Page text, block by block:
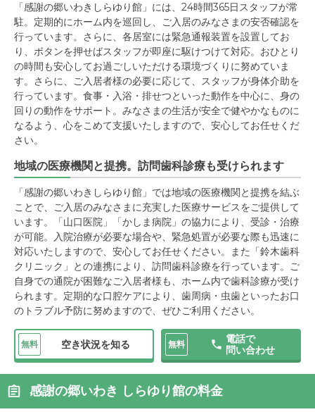
「感謝の郷いわきしらゆり館」には、24時間365日スタッフが常
駐。定期的にホーム内を巡回し、ご入居のみなさまの安否確認を
行っています。さらに、各居室には緊急通報装置を設置してお
り、ボタンを押せばスタッフが即座に駆けつけて対応。おひとり
の時間も安心してお過ごしいただける環境づくりに努めていま
す。さらに、ご入居者様の必要に応じて、スタッフが身体介助を
行っています。食事・入浴・排せつといった動作を中心に、身の
回りの動作をサポート。みなさまの生活が安全で健やかなものに
なるよう、心をこめて支援いたしますので、安心してお任せくだ
さい。
地域の医療機関と提携。訪問歯科診療も受けられます
「感謝の郷いわきしらゆり館」では地域の医療機関と提携を結ぶ
ことで、ご入居のみなさまに充実した医療サービスをご提供して
います。「山口医院」「かしま病院」の協力により、受診・治療
が可能。入院治療が必要な場合や、緊急処置が必要な際も迅速に
対応いたしますので、安心してお任せください。また「鈴木歯科
クリニック」との連携により、訪問歯科診療を行っています。ご
自身での通院が困難なご入居者様も、ホーム内で歯科診療が受け
られます。定期的な口腔ケアにより、歯周病・虫歯といったお口
のトラブル予防に努めますので、ぜひご利用ください。
無料 空き状況を知る 無料
電話で
問い合わせ
感謝の郷いわき しらゆり館の料金